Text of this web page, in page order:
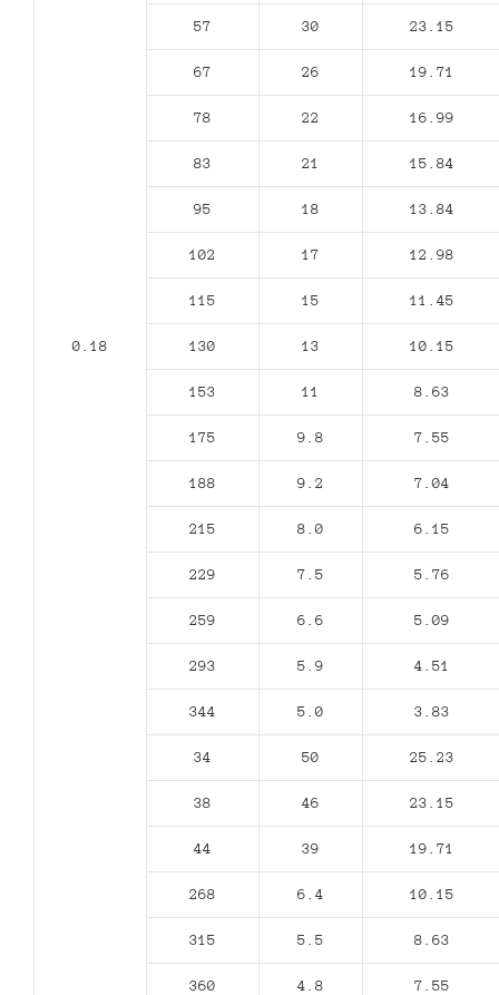
0.18
57 30 23.15
67 26 19.71
78 22 16.99
83 21 15.84
95 18 13.84
102 17 12.98
115 15 11.45
130 13 10.15
153 11 8.63
175 9.8 7.55
188 9.2 7.04
215 8.0 6.15
229 7.5 5.76
259 6.6 5.09
293 5.9 4.51
344 5.0 3.83
34 50 25.23
38 46 23.15
44 39 19.71
268 6.4 10.15
315 5.5 8.63
360 4.8 7.55